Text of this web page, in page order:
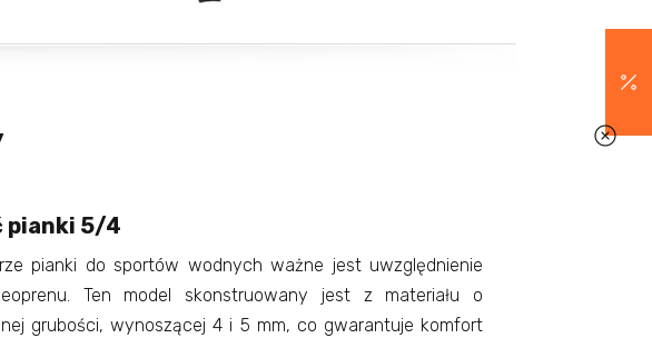
pianki 5/4
pianki do sportów wodnych ważne jest uwzględnienie
Ten model skonstruowany jest z materiału o
grubości, wynoszącej 4 i 5 mm, co gwarantuje komfort